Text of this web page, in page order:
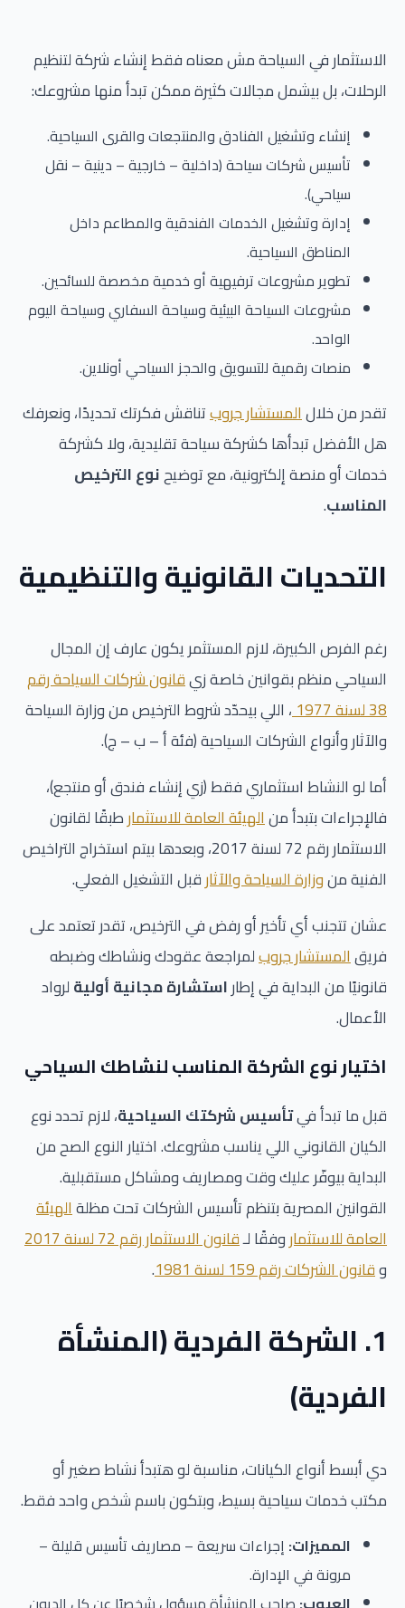
الاستثمار في السياحة مش معناه فقط إنشاء شركة لتنظيم
الرحلات، بل بيشمل مجالات كثيرة ممكن تبدأ منها مشروعك:
إنشاء وتشغيل الفنادق والمنتجعات والقرى السياحية.
تأسيس شركات سياحة (داخلية – خارجية – دينية – نقل
سياحي).
إدارة وتشغيل الخدمات الفندقية والمطاعم داخل
المناطق السياحية.
تطوير مشروعات ترفيهية أو خدمية مخصصة للسائحين.
مشروعات السياحة البيئية وسياحة السفاري وسياحة اليوم
الواحد.
منصات رقمية للتسويق والحجز السياحي أونلاين.
تقدر من خلالالمستشار جروبتناقش فكرتك تحديدًا، ونعرفك
هل الأفضل تبدأها كشركة سياحة تقليدية، ولا كشركة
خدمات أو منصة إلكترونية، مع توضيحنوع الترخيص
المناسب.
التحديات القانونية والتنظيمية
رغم الفرص الكبيرة، لازم المستثمر يكون عارف إن المجال
السياحي منظم بقوانين خاصة زيقانون شركات السياحة رقم
38 لسنة 1977
، اللي بيحدّد شروط الترخيص من وزارة السياحة
والآثار وأنواع الشركات السياحية (فئة أ – ب – ج).
أما لو النشاط استثماري فقط (زي إنشاء فندق أو منتجع)،
فالإجراءات بتبدأ منالهيئة العامة للاستثمارطبقًا لقانون
الاستثمار رقم 72 لسنة 2017، وبعدها بيتم استخراج التراخيص
الفنية منوزارة السياحة والآثارقبل التشغيل الفعلي.
عشان تتجنب أي تأخير أو رفض في الترخيص، تقدر تعتمد على
فريقالمستشار جروبلمراجعة عقودك ونشاطك وضبطه
قانونيًا من البداية في إطاراستشارة مجانية أوليةلرواد
الأعمال.
اختيار نوع الشركة المناسب لنشاطك السياحي
قبل ما تبدأ فيتأسيس شركتك السياحية، لازم تحدد نوع
الكيان القانوني اللي يناسب مشروعك. اختيار النوع الصح من
البداية بيوفّر عليك وقت ومصاريف ومشاكل مستقبلية.
القوانين المصرية بتنظم تأسيس الشركات تحت مظلةالهيئة
العامة للاستثماروفقًا لـقانون الاستثمار رقم 72 لسنة 2017
وقانون الشركات رقم 159 لسنة 1981 .
1. الشركة الفردية (المنشأة
الفردية)
دي أبسط أنواع الكيانات، مناسبة لو هتبدأ نشاط صغير أو
مكتب خدمات سياحية بسيط، وبتكون باسم شخص واحد فقط.
المميزات: إجراءات سريعة – مصاريف تأسيس قليلة –
مرونة في الإدارة.